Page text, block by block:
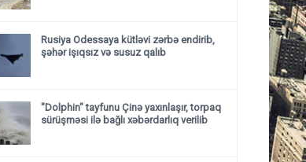
Rusiya Odessaya kütləvi zərbə endirib,
şəhər işıqsız və susuz qalıb
"Dolphin" tayfunu Çinə yaxınlaşır, torpaq
sürüşməsi ilə bağlı xəbərdarlıq verilib